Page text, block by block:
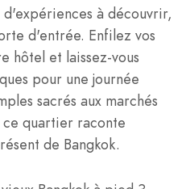
à découvrir,
d'entrée. Enfilez vos
hôtel et laissez-vous
pour une journée
sacrés aux marchés
quartier raconte
de Bangkok.